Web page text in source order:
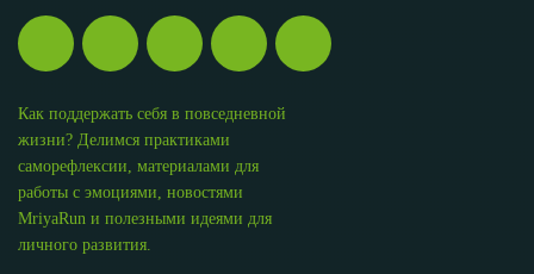
Как поддержать себя в повседневной
жизни? Делимся практиками
саморефлексии, материалами для
работы с эмоциями, новостями
MriyaRun и полезными идеями для
личного развития.